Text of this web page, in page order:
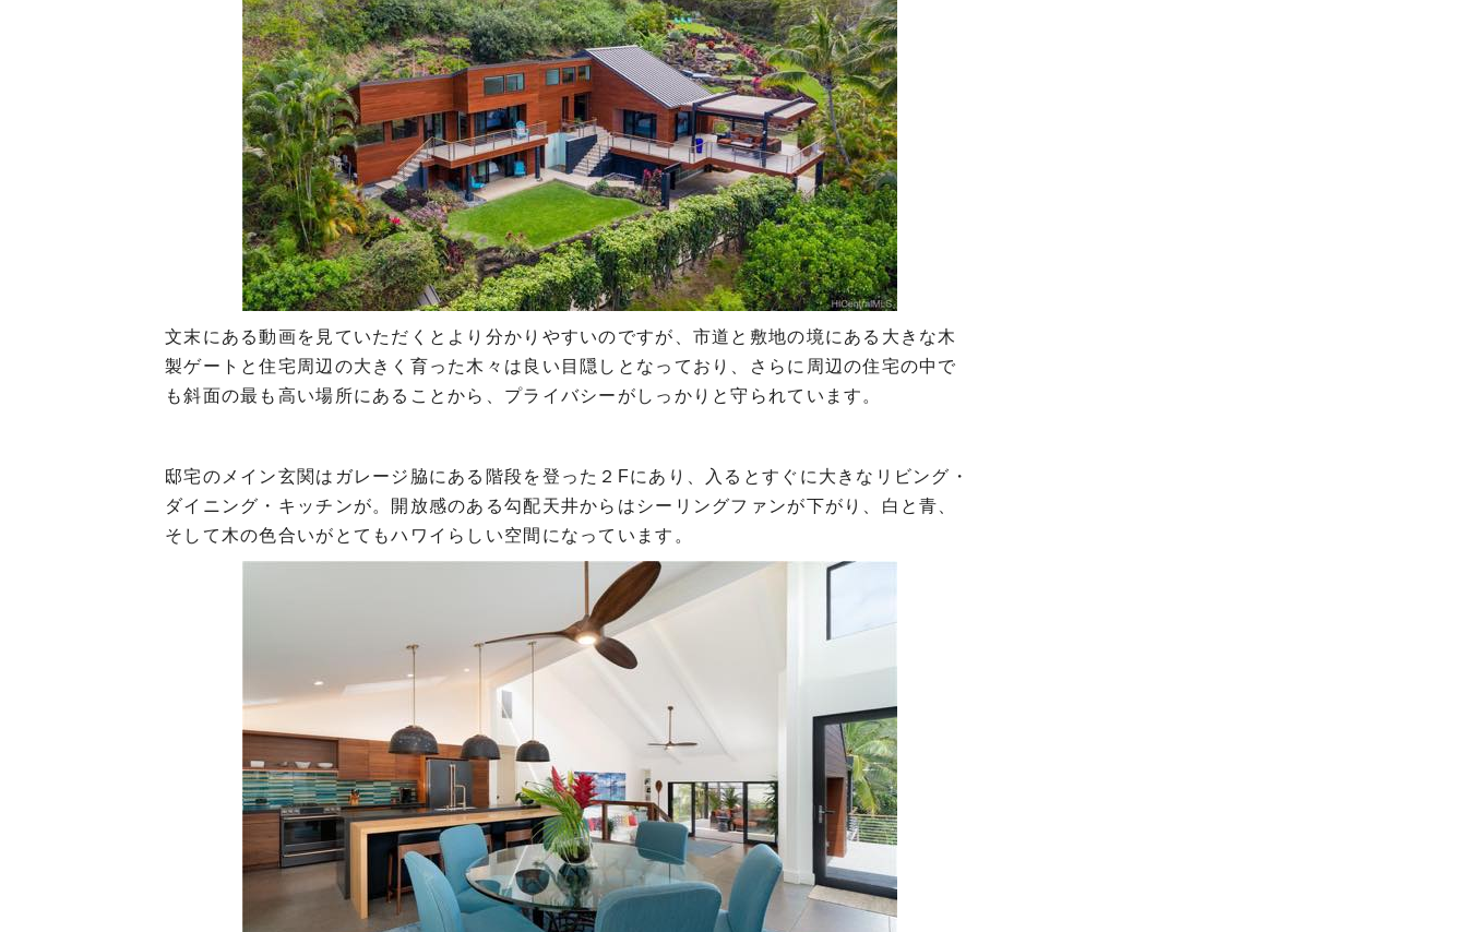
文末にある動画を見ていただくとより分かりやすいのですが、市道と敷地の境にある大きな木
製ゲートと住宅周辺の大きく育った木々は良い目隠しとなっており、さらに周辺の住宅の中で
も斜面の最も高い場所にあることから、プライバシーがしっかりと守られています。
邸宅のメイン玄関はガレージ脇にある階段を登った２Fにあり、入るとすぐに大きなリビング・
ダイニング・キッチンが。開放感のある勾配天井からはシーリングファンが下がり、白と青、
そして木の色合いがとてもハワイらしい空間になっています。